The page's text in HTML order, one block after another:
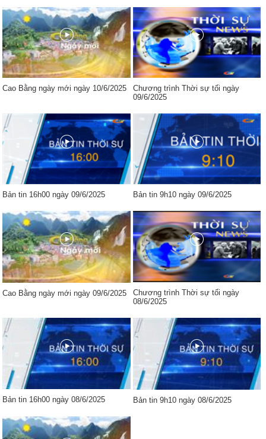
Cao Bằng ngày mới ngày 10/6/2025
Chương trình Thời sự tối ngày
09/6/2025
Bản tin 16h00 ngày 09/6/2025 Bản tin 9h10 ngày 09/6/2025
Cao Bằng ngày mới ngày 09/6/2025
Chương trình Thời sự tối ngày
08/6/2025
Bản tin 16h00 ngày 08/6/2025 Bản tin 9h10 ngày 08/6/2025